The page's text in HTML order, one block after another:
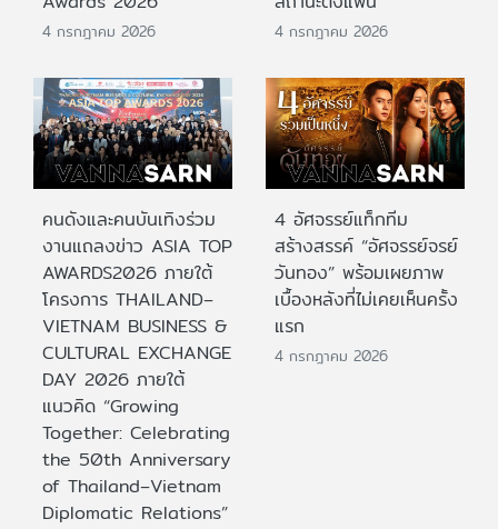
4 กรกฎาคม 2026 4 กรกฎาคม 2026
คนดังและคนบันเทิงร่วม
งานแถลงข่าว ASIA TOP
AWARDS2026 ภายใต้
โครงการ THAILAND–
VIETNAM BUSINESS &
CULTURAL EXCHANGE
DAY 2026 ภายใต้
แนวคิด “Growing
Together: Celebrating
the 50th Anniversary
of Thailand–Vietnam
Diplomatic Relations”
4 อัศจรรย์แท็กทีม
สร้างสรรค์ “อัศจรรย์จรย์
วันทอง” พร้อมเผยภาพ
เบื้องหลังที่ไม่เคยเห็นครั้ง
แรก
4 กรกฎาคม 2026